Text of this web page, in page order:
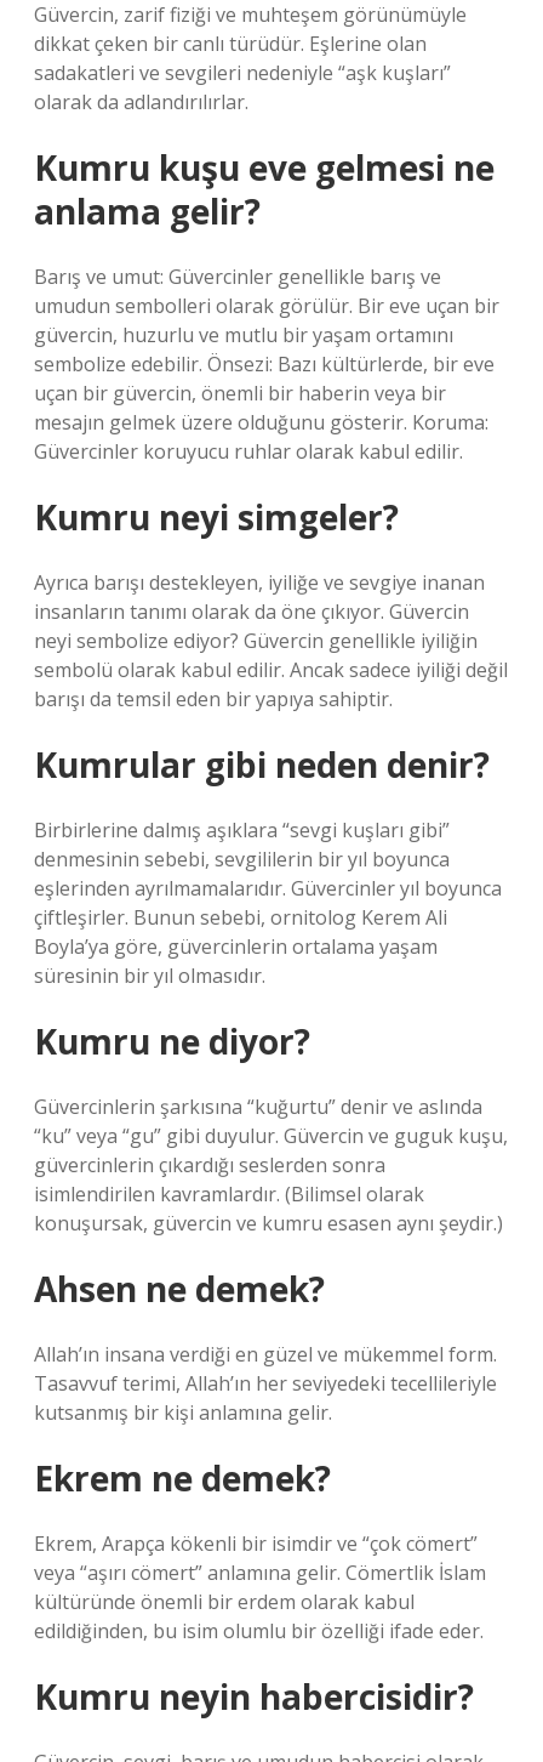
Güvercin, zarif fiziği ve muhteşem görünümüyle
dikkat çeken bir canlı türüdür. Eşlerine olan
sadakatleri ve sevgileri nedeniyle “aşk kuşları”
olarak da adlandırılırlar.
Kumru kuşu eve gelmesi ne
anlama gelir?
Barış ve umut: Güvercinler genellikle barış ve
umudun sembolleri olarak görülür. Bir eve uçan bir
güvercin, huzurlu ve mutlu bir yaşam ortamını
sembolize edebilir. Önsezi: Bazı kültürlerde, bir eve
uçan bir güvercin, önemli bir haberin veya bir
mesajın gelmek üzere olduğunu gösterir. Koruma:
Güvercinler koruyucu ruhlar olarak kabul edilir.
Kumru neyi simgeler?
Ayrıca barışı destekleyen, iyiliğe ve sevgiye inanan
insanların tanımı olarak da öne çıkıyor. Güvercin
neyi sembolize ediyor? Güvercin genellikle iyiliğin
sembolü olarak kabul edilir. Ancak sadece iyiliği değil
barışı da temsil eden bir yapıya sahiptir.
Kumrular gibi neden denir?
Birbirlerine dalmış aşıklara “sevgi kuşları gibi”
denmesinin sebebi, sevgililerin bir yıl boyunca
eşlerinden ayrılmamalarıdır. Güvercinler yıl boyunca
çiftleşirler. Bunun sebebi, ornitolog Kerem Ali
Boyla’ya göre, güvercinlerin ortalama yaşam
süresinin bir yıl olmasıdır.
Kumru ne diyor?
Güvercinlerin şarkısına “kuğurtu” denir ve aslında
“ku” veya “gu” gibi duyulur. Güvercin ve guguk kuşu,
güvercinlerin çıkardığı seslerden sonra
isimlendirilen kavramlardır. (Bilimsel olarak
konuşursak, güvercin ve kumru esasen aynı şeydir.)
Ahsen ne demek?
Allah’ın insana verdiği en güzel ve mükemmel form.
Tasavvuf terimi, Allah’ın her seviyedeki tecellileriyle
kutsanmış bir kişi anlamına gelir.
Ekrem ne demek?
Ekrem, Arapça kökenli bir isimdir ve “çok cömert”
veya “aşırı cömert” anlamına gelir. Cömertlik İslam
kültüründe önemli bir erdem olarak kabul
edildiğinden, bu isim olumlu bir özelliği ifade eder.
Kumru neyin habercisidir?